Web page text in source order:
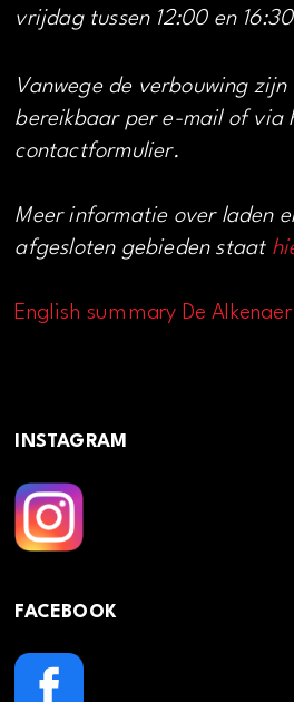
vrijdag tussen 12:00 en
Vanwege de verbouwing zijn
bereikbaar per e-mail of via
contactformulier.
Meer informatie over laden
afgesloten gebieden staat
English summary De Alkenaer
INSTAGRAM
FACEBOOK